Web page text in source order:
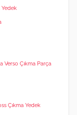
Yedek
Verso Çıkma Parça
Çıkma Yedek